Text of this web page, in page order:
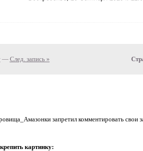
— След. запись »
запретил комментировать свои
картинку: